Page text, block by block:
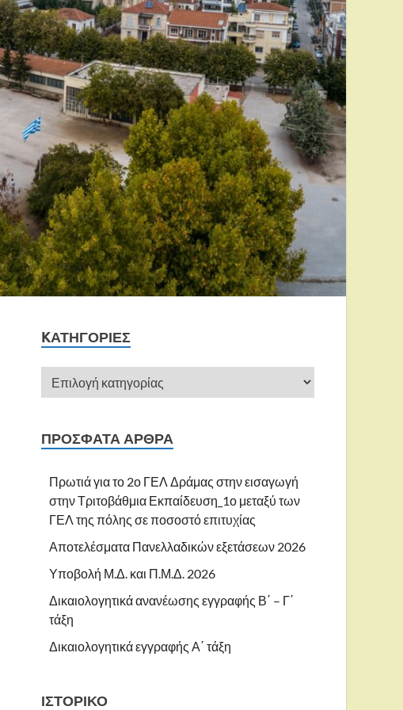
KΑΤΗΓΟΡΊΕΣ
ΠΡΌΣΦΑΤΑ ΆΡΘΡΑ
Πρωτιά για το 2ο ΓΕΛ Δράμας στην εισαγωγή
στην Τριτοβάθμια Εκπαίδευση_1ο μεταξύ των
ΓΕΛ της πόλης σε ποσοστό επιτυχίας
Αποτελέσματα Πανελλαδικών εξετάσεων 2026
Υποβολή Μ.Δ. και Π.Μ.Δ. 2026
Δικαιολογητικά ανανέωσης εγγραφής Β΄ – Γ΄
τάξη
Δικαιολογητικά εγγραφής Α΄ τάξη
ΙΣΤΟΡΙΚΌ